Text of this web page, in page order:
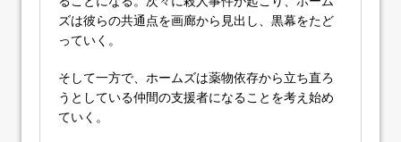
ズは彼らの共通点を画廊から見出し、黒幕をたど
っていく。
そして一方で、ホームズは薬物依存から立ち直ろ
うとしている仲間の支援者になることを考え始め
ていく。